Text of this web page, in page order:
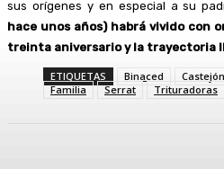
sus orígenes y en especial a su
hace unos años) habrá vivido con
treinta aniversario y la trayectoria
ETIQUETAS Binaced
Familia
Serrat Trituradoras